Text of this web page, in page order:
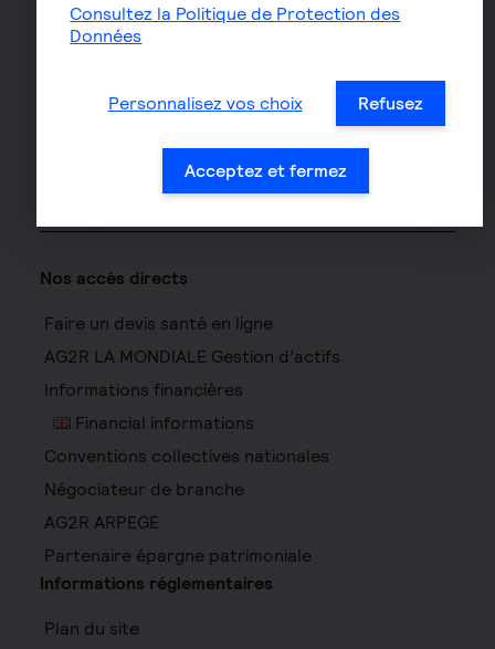
non occupant
Assurance vélo
Assurance moto
Nos accès directs
Faire un devis santé en ligne
AG2R LA MONDIALE Gestion d’actifs
Informations financières
Financial informations
Conventions collectives nationales
Négociateur de branche
AG2R ARPEGE
Partenaire épargne patrimoniale
Informations réglementaires
Plan du site
Consultez la Politique de Protection des
Données
Personnalisez vos choix Refusez
Acceptez et fermez